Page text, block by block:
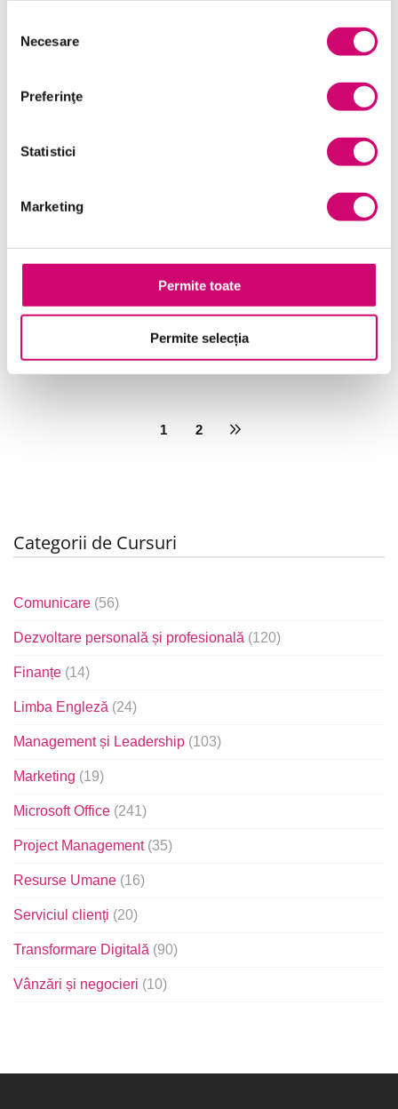
consimțământului
Necesare
Preferinţe
Statistici
Marketing
Permite toate
Permite selecția
Categorii de Cursuri
Comunicare (56)
Dezvoltare personală și profesională (120)
Finanțe (14)
Limba Engleză (24)
Management și Leadership (103)
Marketing (19)
Microsoft Office (241)
Project Management (35)
Resurse Umane (16)
Serviciul clienți (20)
Transformare Digitală (90)
Vânzări și negocieri (10)
Vezi Detalii
1 2